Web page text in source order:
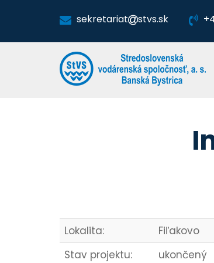
sekretariat stvs.sk
Lokalita:
Fiľakovo
Stav projektu:
ukončený